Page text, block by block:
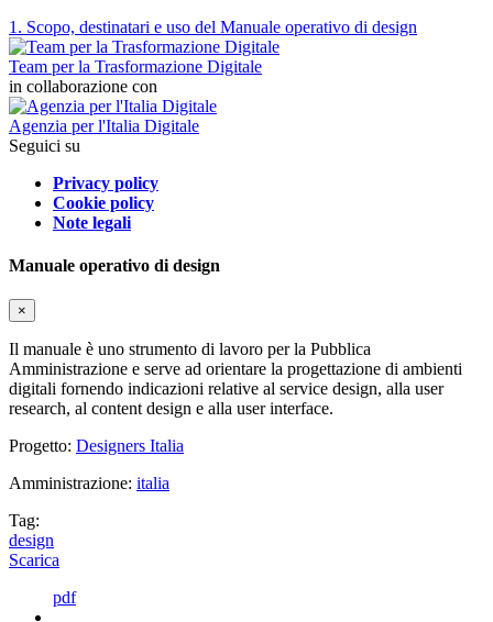
1. Scopo, destinatari e uso del Manuale operativo di design
Team per la Trasformazione Digitale
in collaborazione con
Agenzia per l'Italia Digitale
Seguici su
Privacy policy
Cookie policy
Note legali
Manuale operativo di design
×
Il manuale è uno strumento di lavoro per la Pubblica
Amministrazione e serve ad orientare la progettazione di ambienti
digitali fornendo indicazioni relative al service design, alla user
research, al content design e alla user interface.
Progetto: Designers Italia
Amministrazione: italia
Tag:
design
Scarica
pdf